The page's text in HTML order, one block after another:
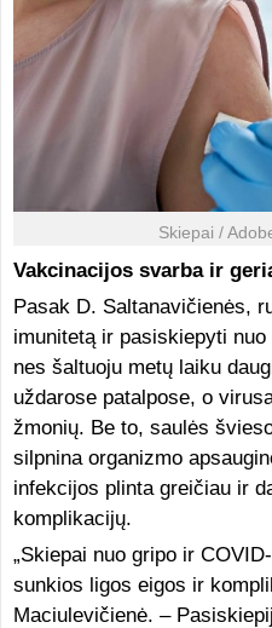
Skiepai /
Vakcinacijos svarba ir
Pasak D. Saltanavičienės,
imunitetą ir pasiskiepyti
nes šaltuoju metų laiku
uždarose patalpose, o
žmonių. Be to, saulės
silpnina organizmo
infekcijos plinta greičiau ir
komplikacijų.
„Skiepai nuo gripo ir
sunkios ligos eigos ir
Maciulevičienė. –